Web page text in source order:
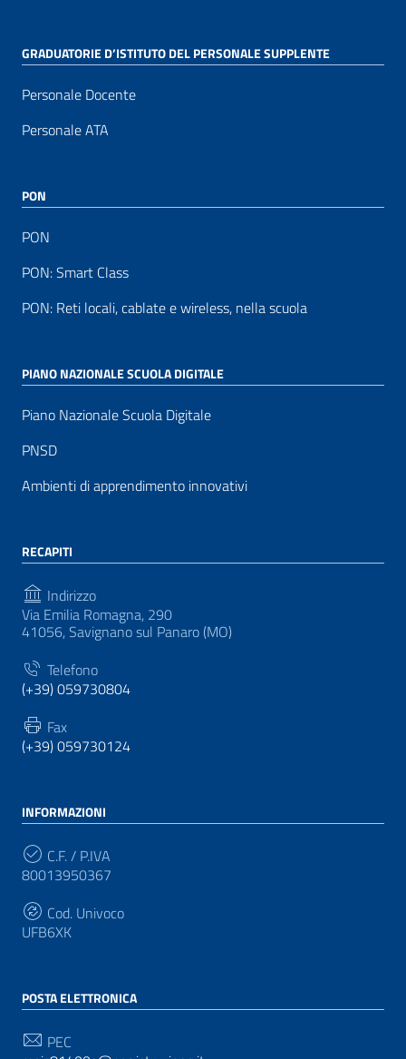
GRADUATORIE D’ISTITUTO DEL PERSONALE SUPPLENTE
Personale Docente
Personale ATA
PON
PON
PON: Smart Class
PON: Reti locali, cablate e wireless, nella scuola
PIANO NAZIONALE SCUOLA DIGITALE
Piano Nazionale Scuola Digitale
PNSD
Ambienti di apprendimento innovativi
RECAPITI
Indirizzo
Via Emilia Romagna, 290
41056, Savignano sul Panaro (MO)
Telefono
(+39) 059730804
Fax
(+39) 059730124
INFORMAZIONI
C.F. / P.IVA
80013950367
Cod. Univoco
UFB6XK
POSTA ELETTRONICA
PEC